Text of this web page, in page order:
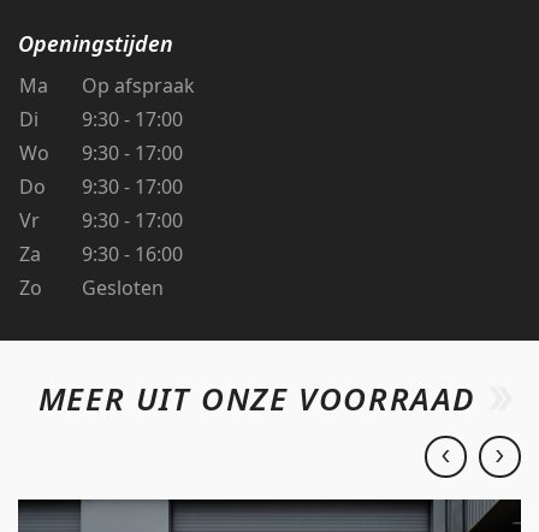
Openingstijden
Ma
Op afspraak
Di
9:30 - 17:00
Wo
9:30 - 17:00
Do
9:30 - 17:00
Vr
9:30 - 17:00
Za
9:30 - 16:00
Zo
Gesloten
MEER UIT ONZE VOORRAAD